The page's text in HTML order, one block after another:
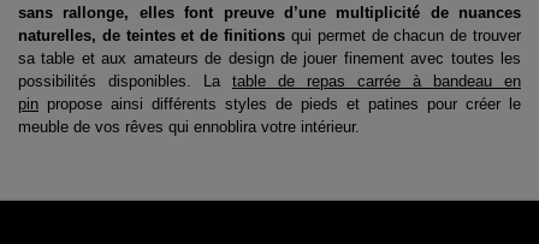
sans rallonge, elles font preuve d’une multiplicité de nuances
naturelles, de teintes et de finitions qui permet de chacun de trouver
sa table et aux amateurs de design de jouer finement avec toutes les
possibilités disponibles. La table de repas carrée à bandeau en
pin propose ainsi différents styles de pieds et patines pour créer le
meuble de vos rêves qui ennoblira votre intérieur.